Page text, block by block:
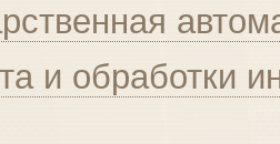
и обработки